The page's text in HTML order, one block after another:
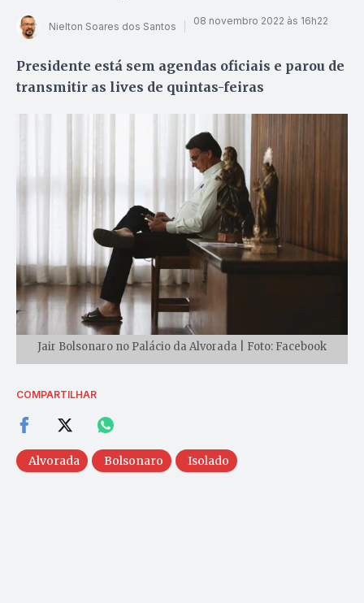
Nielton Soares dos Santos 08 novembro 2022 às 16h22
Presidente está sem agendas oficiais e parou de
transmitir as lives de quintas-feiras
Jair Bolsonaro no Palácio da Alvorada | Foto: Facebook
COMPARTILHAR
Alvorada Bolsonaro Isolado